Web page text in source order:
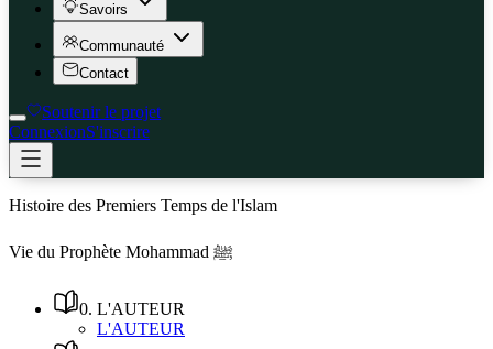
Savoirs
Communauté
Contact
Soutenir le projet
ConnexionS'inscrire
Histoire des Premiers Temps de l'Islam
Vie du Prophète Mohammad ﷺ
0. L'AUTEUR
L'AUTEUR